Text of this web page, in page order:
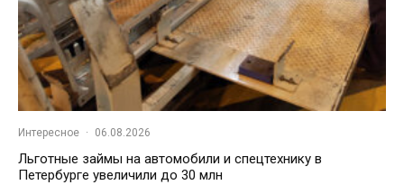
Интересное · 06.08.2026
Льготные займы на автомобили и спецтехнику в
Петербурге увеличили до 30 млн